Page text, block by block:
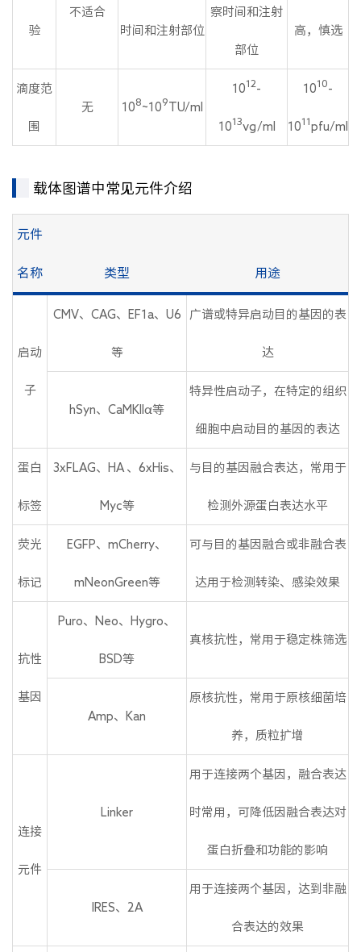
验
不适合
时间和注射部位
察时间和注射
部位
高，慎选
滴度范
围
无 108~109TU/ml
1012-
1013vg/ml
1010-
1011pfu/ml
载体图谱中常见元件介绍
元件
名称 类型 用途
启动
子
CMV、CAG、EF1a、U6
等
广谱或特异启动目的基因的表
达
hSyn、CaMKIIα等
特异性启动子，在特定的组织
细胞中启动目的基因的表达
蛋白
标签
3xFLAG、HA 、6xHis、
Myc等
与目的基因融合表达，常用于
检测外源蛋白表达水平
荧光
标记
EGFP、mCherry、
mNeonGreen等
可与目的基因融合或非融合表
达用于检测转染、感染效果
抗性
基因
Puro、Neo、Hygro、
BSD等
真核抗性，常用于稳定株筛选
Amp、Kan
原核抗性，常用于原核细菌培
养，质粒扩增
连接
元件
Linker
用于连接两个基因，融合表达
时常用，可降低因融合表达对
蛋白折叠和功能的影响
IRES、2A
用于连接两个基因，达到非融
合表达的效果